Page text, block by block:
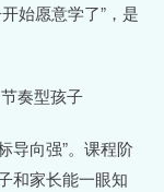
始愿意学了”，是
奏型孩子
导向强”。课程阶
和家长能一眼知